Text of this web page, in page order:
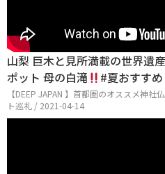
山梨 巨木と見所満載の世界遺
ポット 母の白滝
#夏おすす
【DEEP JAPAN 】首都圏のオススメ神
ト巡礼 / 2021-04-14